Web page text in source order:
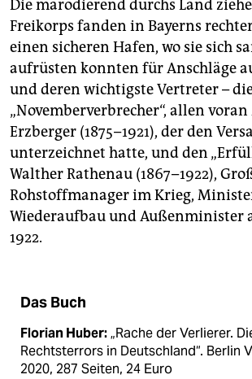
Die marodierend durchs Land
Freikorps fanden in Bayerns
einen sicheren Hafen, wo sie sich
aufrüsten konnten für Anschläge
und deren wichtigste Vertreter –
„Novemberverbrecher“, allen
Erzberger (1875–1921), der den
unterzeichnet hatte, und den
Walther Rathenau (1867–1922),
Rohstoffmanager im Krieg,
Wiederaufbau und Außenminister
1922.
Das Buch
Florian Huber:„Rache der Verlierer.
Rechtsterrors in Deutschland“. Berlin
2020, 287 Seiten, 24 Euro